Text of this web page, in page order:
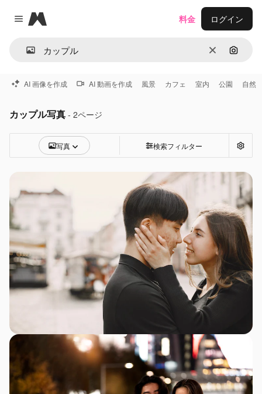
Close menu
Magnific
消去 画像で
料金 ログイン
AI 画像を作成 AI 動画を作成 風景 カフェ 室内 公園 自然
カップル写真 - 2ページ
写真 検索フィルター